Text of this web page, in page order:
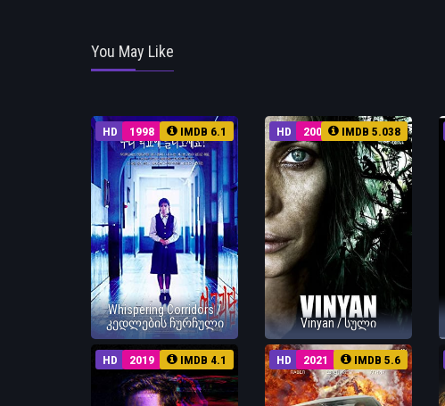
You May Like
HD 1998 IMDB 6.1
Whispering Corridors /
კედლების ჩურჩული
HD 2008 IMDB 5.038
Vinyan / სული
HD 2019 IMDB 4.1 HD 2021 IMDB 5.6